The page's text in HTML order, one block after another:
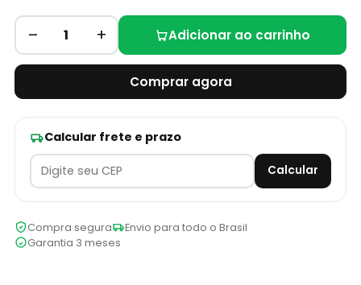
– 1 + Adicionar ao carrinho
Comprar agora
Calcular frete e prazo
Calcular
Compra segura
Envio para todo o Brasil
Garantia 3 meses